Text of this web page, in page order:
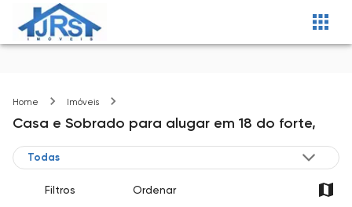
Home Imóveis
Casa e Sobrado para alugar em 18 do forte,
Filtros Ordenar